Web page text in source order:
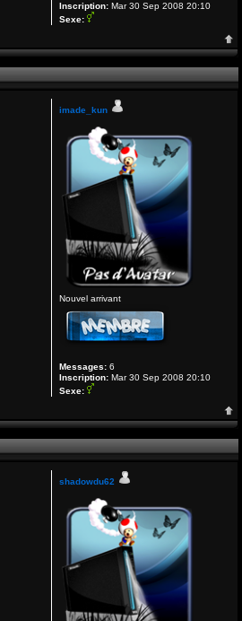
Inscription: Mar 30 Sep 2008 20:10
Sexe:
imade_kun
Nouvel arrivant
Messages: 6
Inscription: Mar 30 Sep 2008 20:10
Sexe:
shadowdu62